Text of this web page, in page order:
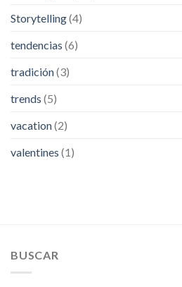
Storytelling(4)
tendencias (6)
tradición(3)
trends (5)
vacation(2)
valentines (1)
BUSCAR